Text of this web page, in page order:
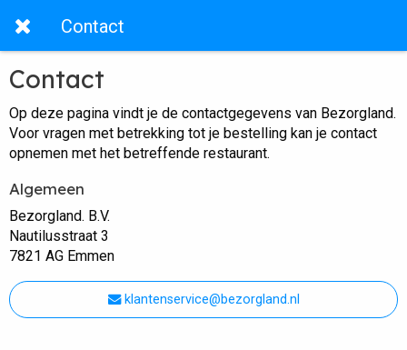
Contact
Contact
Op deze pagina vindt je de contactgegevens van Bezorgland.
Voor vragen met betrekking tot je bestelling kan je contact
opnemen met het betreffende restaurant.
Algemeen
Bezorgland. B.V.
Nautilusstraat 3
7821 AG Emmen
klantenservice@bezorgland.nl